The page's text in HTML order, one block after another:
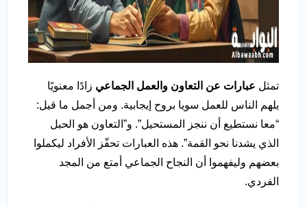
تمثل عبارات عن التعاون والعمل الجماعي زادًا معنويًا
يلهم الناس للعمل سويا بروح إيجابية. ومن أجمل ما قيل:
“معا نستطيع أن ننجز المستحيل”. و”التعاون هو الحبل
الذي يشدنا نحو القمة”. هذه العبارات تحفّز الأفراد ليكملوا
بعضهم وليفهموا أن النجاح الجماعي أمتع من المجد
الفردي.